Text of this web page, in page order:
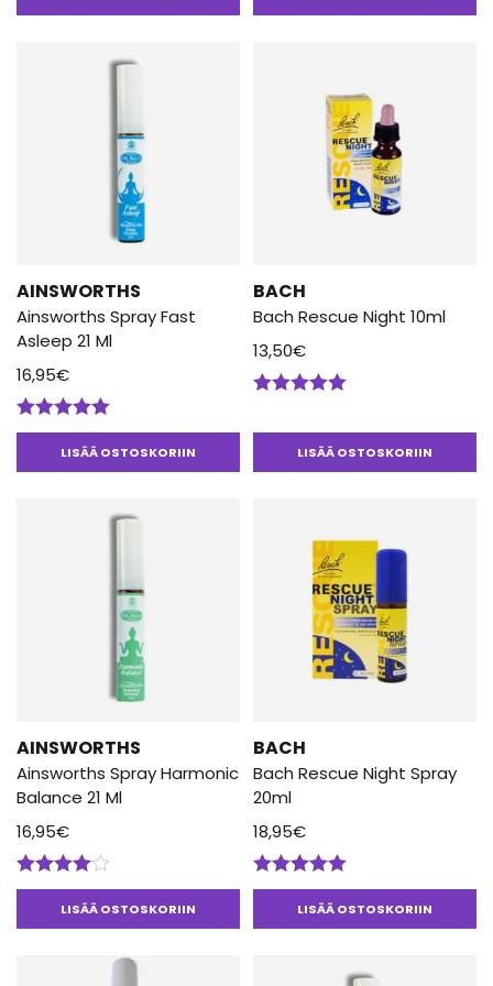
AINSWORTHS
Ainsworths Spray Fast
Asleep 21 Ml
16,95€
Arvostelu
tuotteesta:LISÄÄ OSTOSKORIIN
BACH
Bach Rescue Night 10ml
13,50€
LISÄÄ OSTOSKORIIN
AINSWORTHS
Ainsworths Spray Harmonic
Balance 21 Ml
16,95€
Arvostelu
tuotteesta:LISÄÄ OSTOSKORIIN
BACH
Bach Rescue Night Spray
20ml
18,95€
Arvostelu
tuotteesta:LISÄÄ OSTOSKORIIN